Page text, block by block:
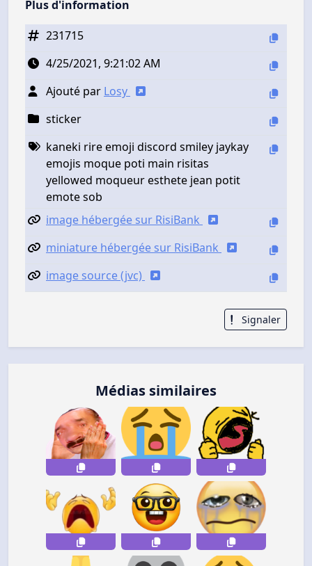
Plus d'information
231715
4/25/2021, 9:21:02 AM
Ajouté par Losy
sticker
kaneki rire emoji discord smiley jaykay
emojis moque poti main risitas
yellowed moqueur esthete jean potit
emote sob
image hébergée sur RisiBank
miniature hébergée sur RisiBank
image source (jvc)
Signaler
Médias similaires